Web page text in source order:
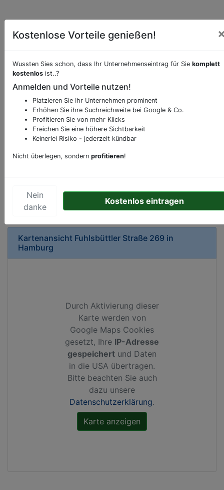
Beschreibung & Services von
Sie möchten eine Beschreibung, Dienstleistung
oder andere relevante Informationen hinzufügen?
Klicken Sie bitte hierum uns zu kontaktieren.
Gerne erweitern wir Ihren Firmeneintrag um
Ihr Unternehmen anbietet und womit Sie sich von
Ihren Wettbewerbern abheben.
Kartenansicht Fuhlsbüttler Straße 269 in
Hamburg
Durch Aktivierung dieser
Karte werden von
Google Maps Cookies
gesetzt, Ihre IP-Adresse
gespeichert und Daten
in die USA übertragen.
Bitte beachten Sie auch
dazu unsere
Datenschutzerklärung.
Kostenlose Vorteile genießen!
Wussten Sies schon, dass Ihr Unternehmenseintrag für Sie komplett
kostenlos ist..?
Anmelden und Vorteile nutzen!
Platzieren Sie Ihr Unternehmen prominent
Erhöhen Sie ihre Suchreichweite bei Google & Co.
Profitieren Sie von mehr Klicks
Ereichen Sie eine höhere Sichtbarkeit
Keinerlei Risiko - jederzeit kündbar
Nicht überlegen, sondern profitieren!
Nein
danke
Kostenlos eintragen